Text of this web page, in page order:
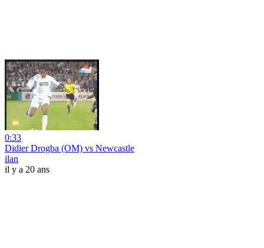
0:33
Didier Drogba (OM) vs Newcastle
ilan
il y a 20 ans